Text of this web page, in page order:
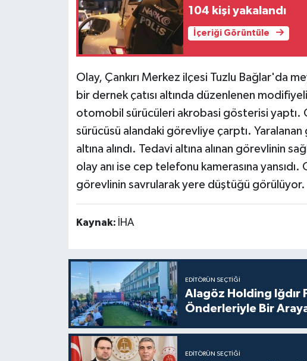
104 kişi yakalandı
İçeriği Görüntüle
Olay, Çankırı Merkez ilçesi Tuzlu Bağlar'da
bir dernek çatısı altında düzenlenen
otomobil sürücüleri akrobasi gösterisi yaptı.
sürücüsü alandaki görevliye çarptı.
altına alındı. Tedavi altına alınan görevlinin
olay anı ise cep telefonu kamerasına
görevlinin savrularak yere düştüğü görülüyor.
Kaynak: İHA
EDITÖRÜN SEÇTIĞI
Alagöz Holding Iğdır
Önderleriyle Bir
EDITÖRÜN SEÇTIĞI